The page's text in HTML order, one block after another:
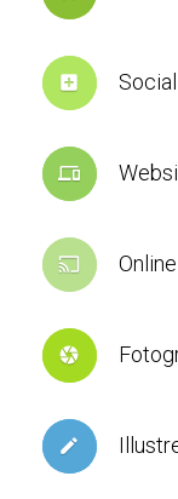
add_box
devices
cast
camera
create